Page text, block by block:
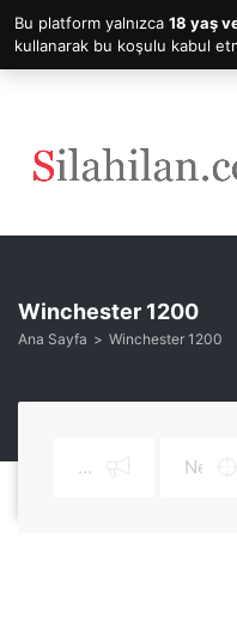
Winchester 1200
Ana Sayfa Winchester 1200
Bu platform yalnızca 18 yaş
kullanarak bu koşulu kabul